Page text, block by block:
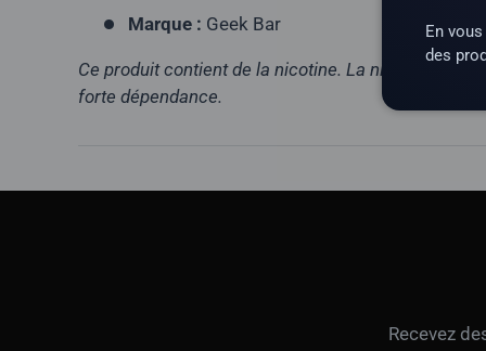
Marque : Geek Bar
Ce produit contient de la nicotine. La nicotine est
forte dépendance.
Recevez
En
des